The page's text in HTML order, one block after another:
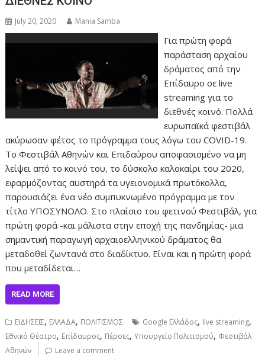
July 20, 2020 Mania Samba
Για πρώτη φορά
παράσταση αρχαίου
δράματος από την
Επίδαυρο σε live
streaming για το
διεθνές κοινό. Πολλά
ευρωπαϊκά φεστιβάλ
ακύρωσαν φέτος το πρόγραμμα τους λόγω του COVID-19.
To Φεστιβάλ Αθηνών και Επιδαύρου αποφασισμένο να μη
λείψει από το κοινό του, το δύσκολο καλοκαίρι του 2020,
εφαρμόζοντας αυστηρά τα υγειονομικά πρωτόκολλα,
παρουσιάζει ένα νέο συμπυκνωμένο πρόγραμμα με τον
τίτλο ΥΠΟΣΥΝΟΛΟ. Στο πλαίσιο του φετινού Φεστιβάλ, για
πρώτη φορά -και μάλιστα στην εποχή της πανδημίας- μια
σημαντική παραγωγή αρχαιοελληνικού δράματος θα
μεταδοθεί ζωντανά στο διαδίκτυο. Είναι και η πρώτη φορά
που μεταδίδεται…
READ MORE
ΕΙΔΗΣΕΙΣ, ΕΛΛΑΔΑ, ΠΟΛΙΤΙΣΜΟΣ Google Ελλάδος, live streaming,
Εθνικό Θέατρο, Επίδαυρος, Πέρσες,Υπουργείο Πολιτισμού, Φεστιβάλ
Αθηνών
Leave a comment